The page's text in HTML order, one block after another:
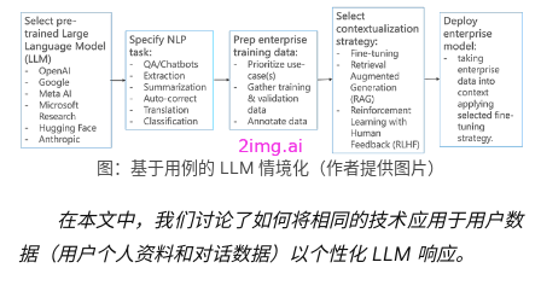
图：基于用例的 LLM 情境化（作者提供图片）
在本文中，我们讨论了如何将相同的技术应用于用户数
据（用户个人资料和对话数据）以个性化 LLM 响应。